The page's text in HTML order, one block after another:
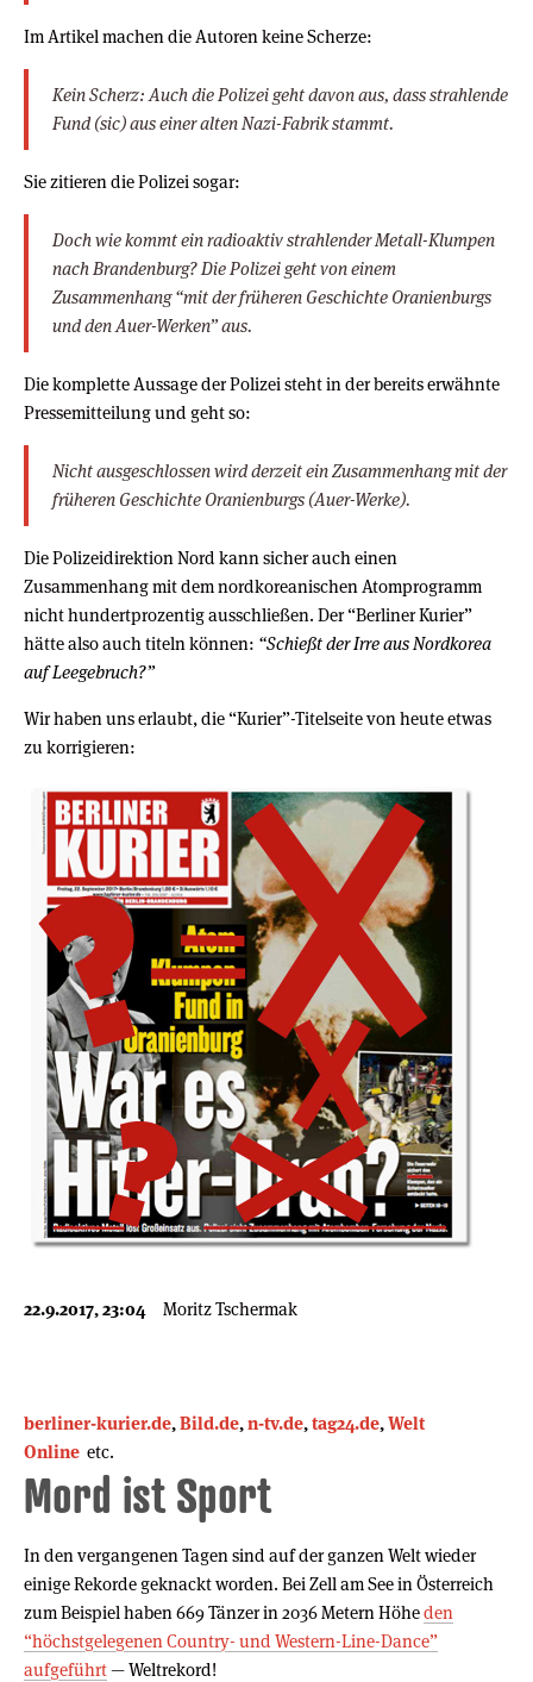
Im Artikel machen die Autoren keine Scherze:
Kein Scherz: Auch die Polizei geht davon aus, dass strahlende
Fund (sic) aus einer alten Nazi-Fabrik stammt.
Sie zitieren die Polizei sogar:
Doch wie kommt ein radioaktiv strahlender Metall-Klumpen
nach Brandenburg? Die Polizei geht von einem
Zusammenhang “mit der früheren Geschichte Oranienburgs
und den Auer-Werken” aus.
Die komplette Aussage der Polizei steht in der bereits erwähnte
Pressemitteilung und geht so:
Nicht ausgeschlossen wird derzeit ein Zusammenhang mit der
früheren Geschichte Oranienburgs (Auer-Werke).
Die Polizeidirektion Nord kann sicher auch einen
Zusammenhang mit dem nordkoreanischen Atomprogramm
nicht hundertprozentig ausschließen. Der “Berliner Kurier”
hätte also auch titeln können: “Schießt der Irre aus Nordkorea
auf Leegebruch?”
Wir haben uns erlaubt, die “Kurier”-Titelseite von heute etwas
zu korrigieren:
22.9.2017, 23:04 Moritz Tschermak
berliner-kurier.de,Bild.de,n-tv.de,tag24.de,Welt
Online etc.
Mord ist Sport
In den vergangenen Tagen sind auf der ganzen Welt wieder
einige Rekorde geknackt worden. Bei Zell am See in Österreich
zum Beispiel haben 669 Tänzer in 2036 Metern Höheden
“höchstgelegenen Country- und Western-Line-Dance”
aufgeführt— Weltrekord!